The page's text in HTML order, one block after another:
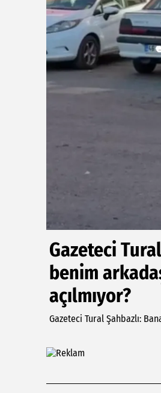
Gazeteci
benim
açılmıyor?
Gazeteci Tural Şahbazlı: